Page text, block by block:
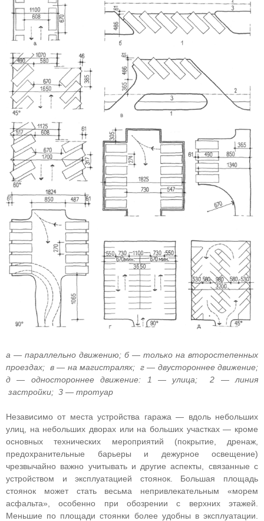
а — параллельно движению; б — только на второстепенных
проездах; в — на магистралях; г — двустороннее движение;
д — одностороннее движение: 1 — улица; 2 — линия
застройки; 3 — тротуар
Независимо от места устройства гаража — вдоль небольших
улиц, на небольших дворах или на больших участках — кроме
основных технических мероприятий (покрытие, дренаж,
предохранительные барьеры и дежурное освещение)
чрезвычайно важно учитывать и другие аспекты, связанные с
устройством и эксплуатацией стоянок. Большая площадь
стоянок может стать весьма непривлекательным «морем
асфальта», особенно при обозрении с верхних этажей.
Меньшие по площади стоянки более удобны в эксплуатации.